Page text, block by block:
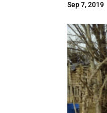
Sep 7, 2019